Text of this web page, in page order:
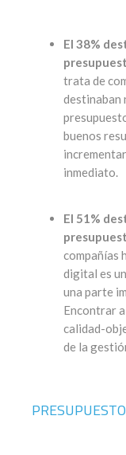
El 38%
trata de
destinaban
buenos
inmediato.
El 51%
compañías
digital es
una parte
Encontrar
calidad-
de la